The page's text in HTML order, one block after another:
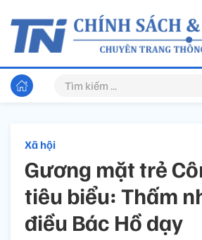
Xã hội
Gương mặt trẻ
tiêu biểu: Thấm
điều Bác Hồ dạy